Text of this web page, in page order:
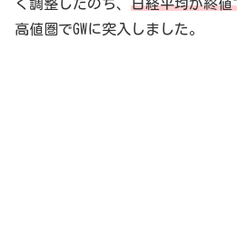
く調整したのち、 日経平均が終値
高値圏でGWに突入しました。